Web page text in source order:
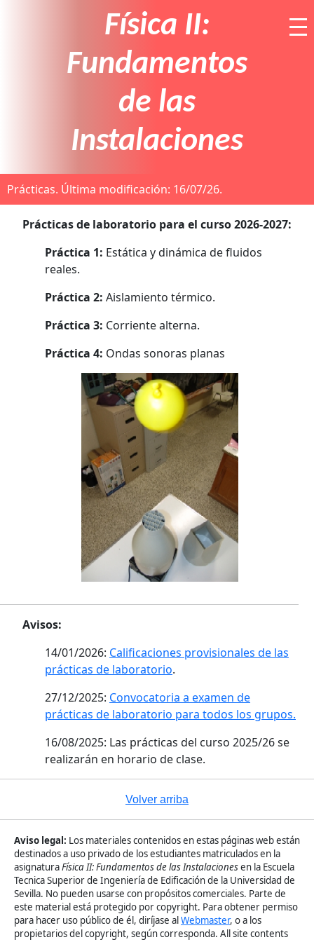
Física II:
Fundamentos
de las
Instalaciones
Prácticas. Última modificación: 16/07/26.
Prácticas de laboratorio para el curso 2026-2027:
Práctica 1: Estática y dinámica de fluidos
reales.
Práctica 2: Aislamiento térmico.
Práctica 3: Corriente alterna.
Práctica 4: Ondas sonoras planas
Avisos:
14/01/2026: Calificaciones provisionales de las
prácticas de laboratorio.
27/12/2025: Convocatoria a examen de
prácticas de laboratorio para todos los grupos.
16/08/2025: Las prácticas del curso 2025/26 se
realizarán en horario de clase.
Volver arriba
Aviso legal: Los materiales contenidos en estas páginas web están
destinados a uso privado de los estudiantes matriculados en la
asignaturaFísica II: Fundamentos de las Instalacionesen la Escuela
Tecnica Superior de Ingeniería de Edificación de la Universidad de
Sevilla. No pueden usarse con propósitos comerciales. Parte de
este material está protegido por copyright. Para obtener permiso
para hacer uso público de él, diríjase al Webmaster, o a los
propietarios del copyright, según corresponda. All site contents